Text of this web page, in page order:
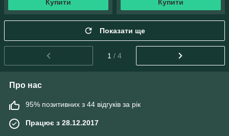
Купити Купити
Показати ще
1 / 4
Про нас
95% позитивних з 44 відгуків за рік
Працює з 28.12.2017